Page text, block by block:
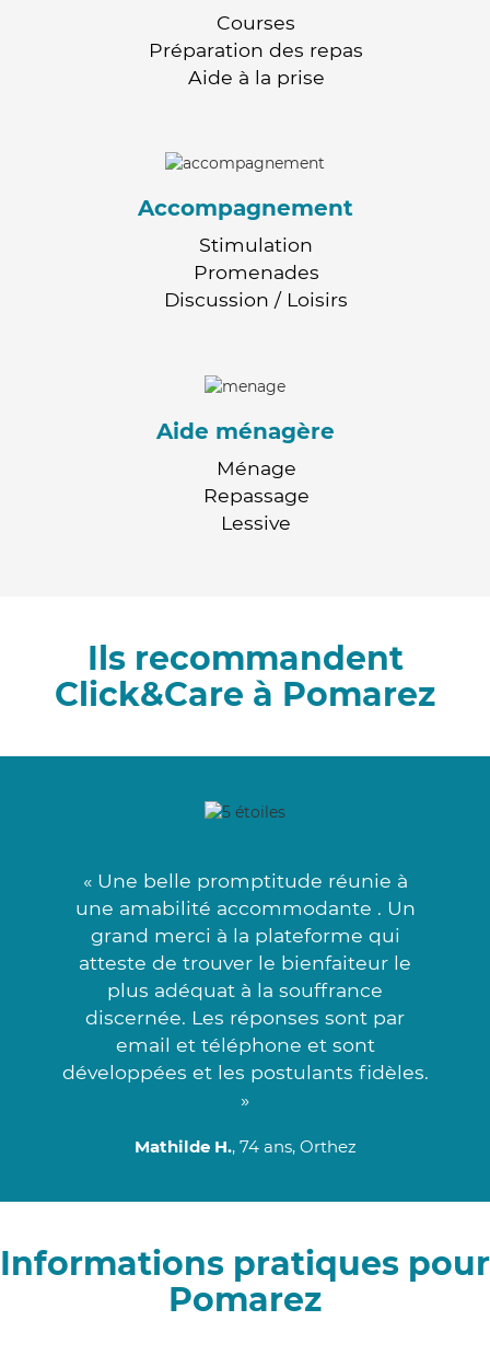
Courses
Préparation des repas
Aide à la prise
Accompagnement
Stimulation
Promenades
Discussion / Loisirs
Aide ménagère
Ménage
Repassage
Lessive
Ils recommandent
Click&Care à Pomarez
« Une belle promptitude réunie à
une amabilité accommodante . Un
grand merci à la plateforme qui
atteste de trouver le bienfaiteur le
plus adéquat à la souffrance
discernée. Les réponses sont par
email et téléphone et sont
développées et les postulants fidèles.
»
Mathilde H., 74 ans, Orthez
Informations pratiques pour
Pomarez